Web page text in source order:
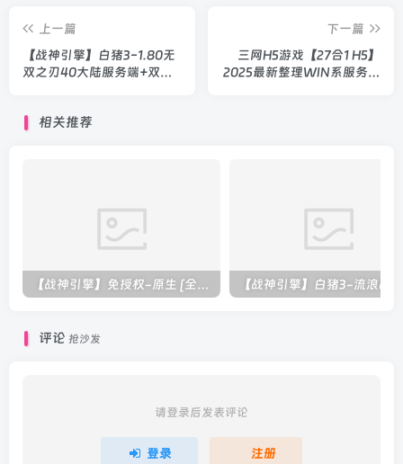
上一篇
【战神引擎】白猪3-1.80无
双之刃40大陆服务端+双端
下一篇
三网H5游戏【27合1 H5】
2025最新整理WIN系服务端
相关推荐
【战神引擎】免授权-原生 [全屏自动拾取] 插件 + 配置教程（更新修复版，具体自测）
评论 抢沙发
请登录后发表评论
登录 注册